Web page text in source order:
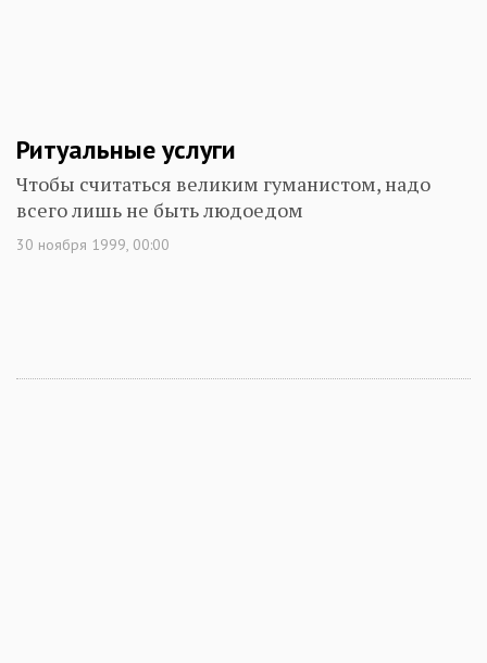
Ритуальные услуги
Чтобы считаться великим гуманистом, надо
всего лишь не быть людоедом
30 ноября 1999, 00:00